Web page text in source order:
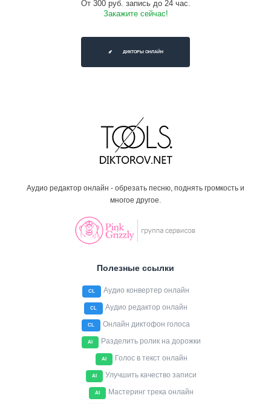
От 300 руб. запись до 24 час.
Закажите сейчас!
ДИКТОРЫ ОНЛАЙН
Аудио редактор онлайн - обрезать песню, поднять громкость и
многое другое.
Полезные ссылки
CL Аудио конвертер онлайн
CL Аудио редактор онлайн
CL Онлайн диктофон голоса
AI Разделить ролик на дорожки
AI Голос в текст онлайн
AI Улучшить качество записи
AI Мастеринг трека онлайн